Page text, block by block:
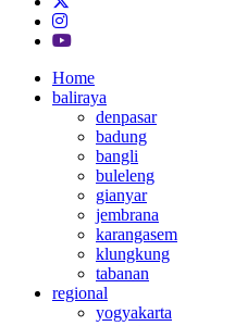
Home
baliraya
denpasar
badung
bangli
buleleng
gianyar
jembrana
karangasem
klungkung
tabanan
regional
yogyakarta